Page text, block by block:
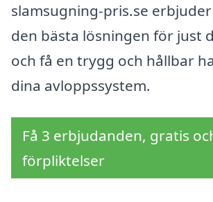
slamsugning-pris.se
den bästa lösningen för just
och få en trygg och hållbar
dina avloppssystem.
Få 3 erbjudanden, gratis
förpliktelser